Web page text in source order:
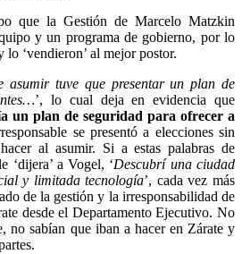
que la Gestión de Marcelo Matzkin
y un programa de gobierno, por lo
‘vendieron’ al mejor postor.
asumir tuve que presentar un plan de
’, lo cual deja en evidencia que
un plan de seguridad para ofrecer a
se presentó a elecciones sin
al asumir. Si a estas palabras de
‘dijera’ a Vogel, ‘Descubrí una ciudad
y limitada tecnología’, cada vez más
de la gestión y la irresponsabilidad de
desde el Departamento Ejecutivo. No
no sabían que iban a hacer en Zárate y